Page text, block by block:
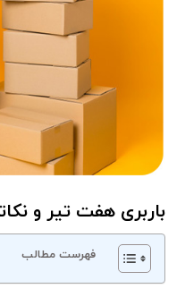
باربری هفت تیر و
فهرست مطالب